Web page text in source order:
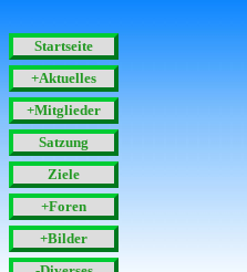
Startseite
+Aktuelles
+Mitglieder
Satzung
Ziele
+Foren
+Bilder